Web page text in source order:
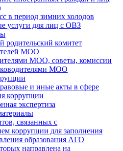
в период зимних холодов
услуги для лиц с ОВЗ
комитет
МОО
МОО, советы, комиссии
МОО
и иные акты в сфере
коррупции
экспертиза
связанных с
коррупции для заполнения
образования АГО
направлена на